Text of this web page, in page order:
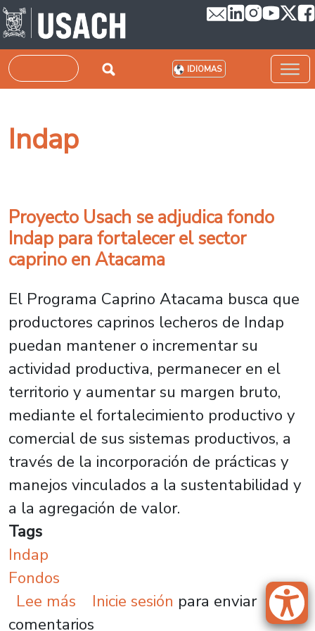
Pasar al contenido principal
Buscar IDIOMAS
Indap
Proyecto Usach se adjudica fondo
Indap para fortalecer el sector
caprino en Atacama
El Programa Caprino Atacama busca que
productores caprinos lecheros de Indap
puedan mantener o incrementar su
actividad productiva, permanecer en el
territorio y aumentar su margen bruto,
mediante el fortalecimiento productivo y
comercial de sus sistemas productivos, a
través de la incorporación de prácticas y
manejos vinculados a la sustentabilidad y
a la agregación de valor.
Tags
Indap
Fondos
Lee más sobre Proyecto Usach se
Inicie sesión para enviar
comentarios